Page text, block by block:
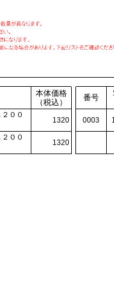
本体価格
（税込）
番号
００
1320 0003
００
1320